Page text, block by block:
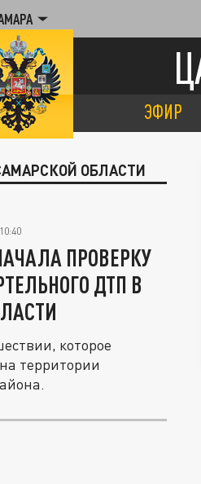
ЭФИР
ОБЛАСТИ
ПРОВЕРКУ
ДТП В
которое
территории